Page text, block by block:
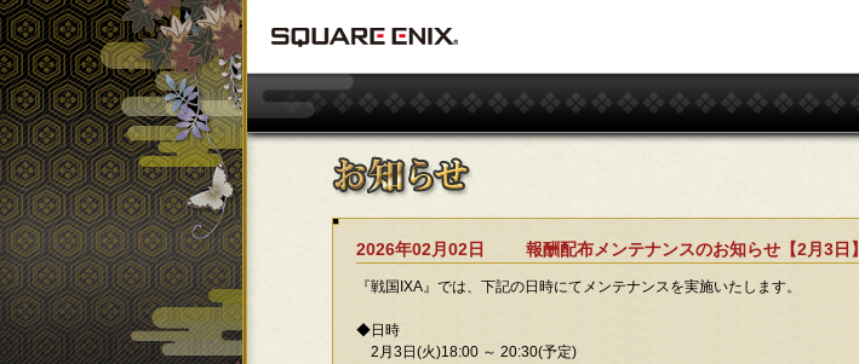
2026年02月02日 報酬配布メンテナンスのお知らせ【2月3日】
『戦国IXA』では、下記の日時にてメンテナンスを実施いたします。
◆日時
2月3日(火)18:00 ～ 20:30(予定)